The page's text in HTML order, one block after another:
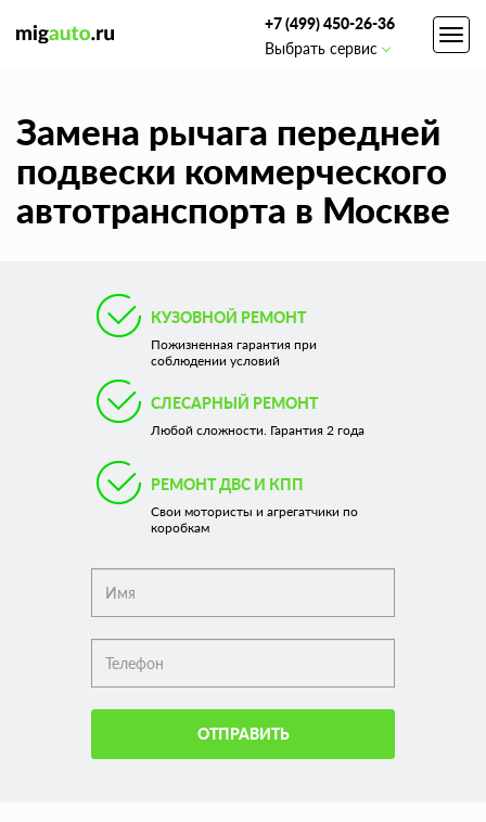
+7 (499) 450-26-36
Выбрать сервис
Замена рычага передней
подвески коммерческого
автотранспорта в Москве
КУЗОВНОЙ РЕМОНТ
Пожизненная гарантия при
соблюдении условий
СЛЕСАРНЫЙ РЕМОНТ
Любой сложности. Гарантия 2 года
РЕМОНТ ДВС И КПП
Свои мотористы и агрегатчики по
коробкам
ОТПРАВИТЬ